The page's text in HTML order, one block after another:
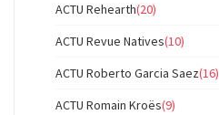
ACTU Rehearth(20)
ACTU Revue Natives(10)
ACTU Roberto Garcia Saez(16)
ACTU Romain Kroës(9)